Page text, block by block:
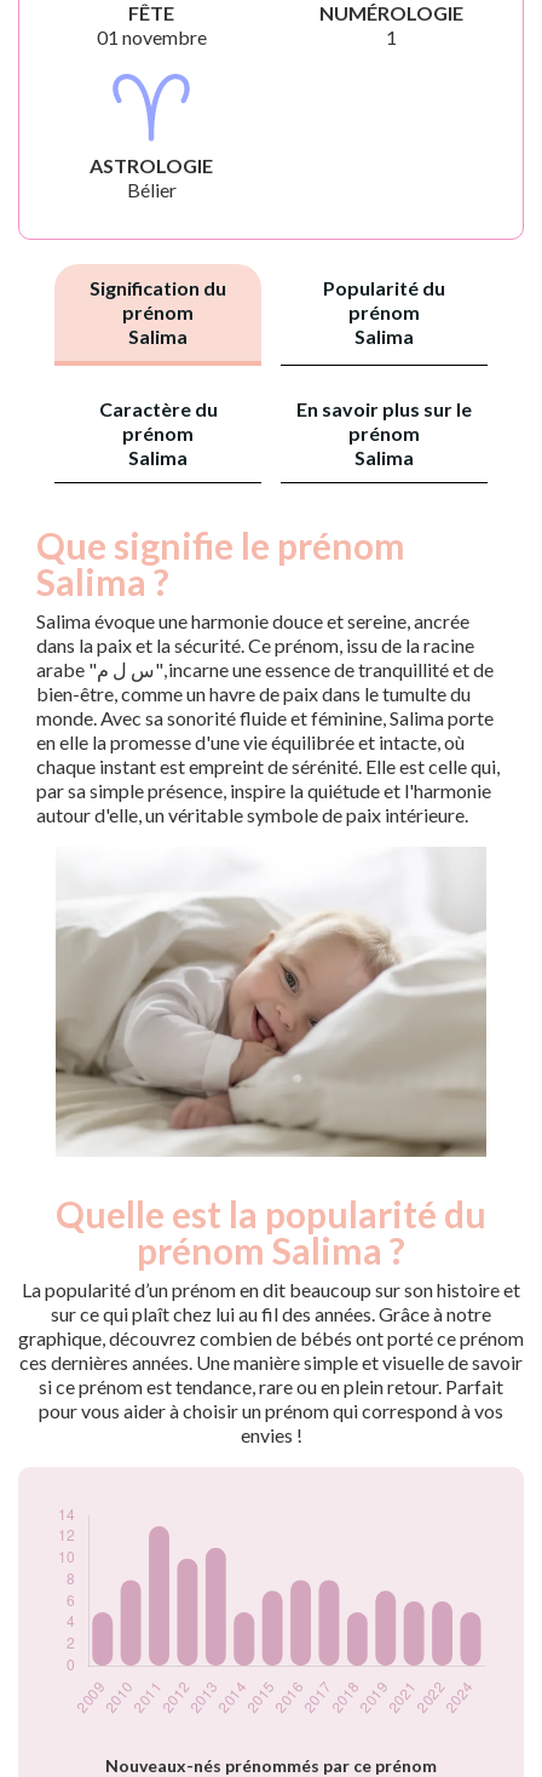
FÊTE
01 novembre
NUMÉROLOGIE
1
ASTROLOGIE
Bélier
Signification du
prénom
Salima
Popularité du
prénom
Salima
Caractère du
prénom
Salima
En savoir plus sur le
prénom
Salima
Que signifie le prénom
Salima ?
Salima évoque une harmonie douce et sereine, ancrée
dans la paix et la sécurité. Ce prénom, issu de la racine
arabe "س ل م", incarne une essence de tranquillité et de
bien-être, comme un havre de paix dans le tumulte du
monde. Avec sa sonorité fluide et féminine, Salima porte
en elle la promesse d'une vie équilibrée et intacte, où
chaque instant est empreint de sérénité. Elle est celle qui,
par sa simple présence, inspire la quiétude et l'harmonie
autour d'elle, un véritable symbole de paix intérieure.
Quelle est la popularité du
prénom Salima ?
La popularité d’un prénom en dit beaucoup sur son histoire et
sur ce qui plaît chez lui au fil des années. Grâce à notre
graphique, découvrez combien de bébés ont porté ce prénom
ces dernières années. Une manière simple et visuelle de savoir
si ce prénom est tendance, rare ou en plein retour. Parfait
pour vous aider à choisir un prénom qui correspond à vos
envies !
Nouveaux-nés prénommés par ce prénom
Popularité du
prénom Salima par
Année
Nouveaux-
nés
2010
8
2011
13
2012
10
2013
11
2014
5
2015
7
2019
2021